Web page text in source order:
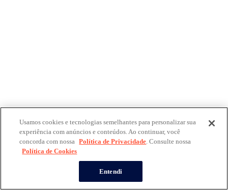
Usamos cookies e tecnologias semelhantes para personalizar sua
experiência com anúncios e conteúdos. Ao continuar, você
concorda com nossa Política de Privacidade. Consulte nossa
Política de Cookies
Entendi